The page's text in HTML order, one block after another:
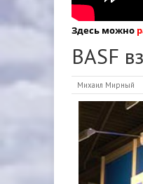
Здесь можно
BASF
Михаил Мирный